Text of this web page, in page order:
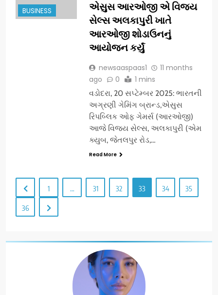
BUSINESS
એસુસ આરઓજી એ વિજય
સેલ્સ અલકાપુરી ખાતે
આરઓજી શોડાઉનનું
આયોજન કર્યું
newsaaspaas1
11 months
ago
0 1 mins
વડોદરા, 20 સપ્ટેમ્બર 2025: ભારતની
અગ્રણી ગેમિંગ બ્રાન્ડ,એસુસ
રિપબ્લિક ઓફ ગેમર્સ (આરઓજી)
આજે વિજય સેલ્સ, અલકાપુરી (એમ
ક્યુબ, જેતલપુર રોડ,…
Read More
1 … 31 32 33 34 35
36